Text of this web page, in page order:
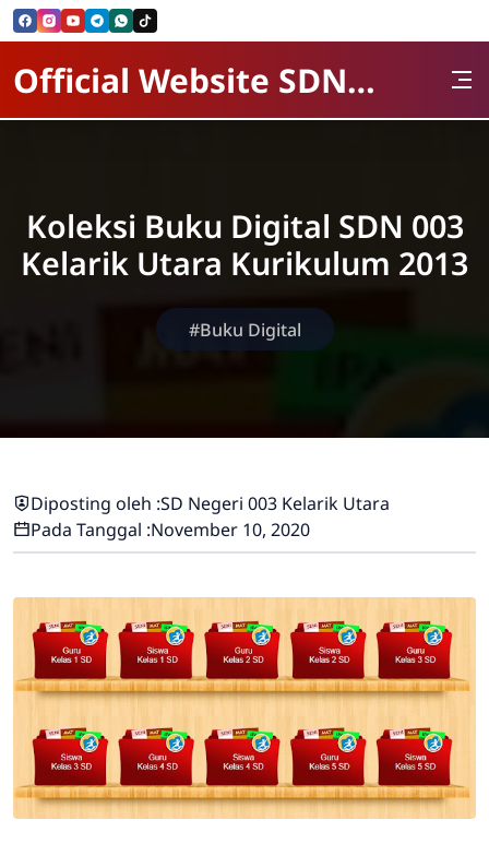
Skip to Content
Official Website SDN 003 kelarik Utara
Koleksi Buku Digital SDN 003
Kelarik Utara Kurikulum 2013
#Buku Digital
Diposting oleh :SD Negeri 003 Kelarik Utara
Pada Tanggal :November 10, 2020